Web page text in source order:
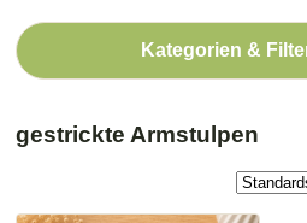
Kategorien &
gestrickte Armstulpen